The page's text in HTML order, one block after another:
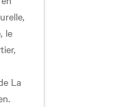
le
La